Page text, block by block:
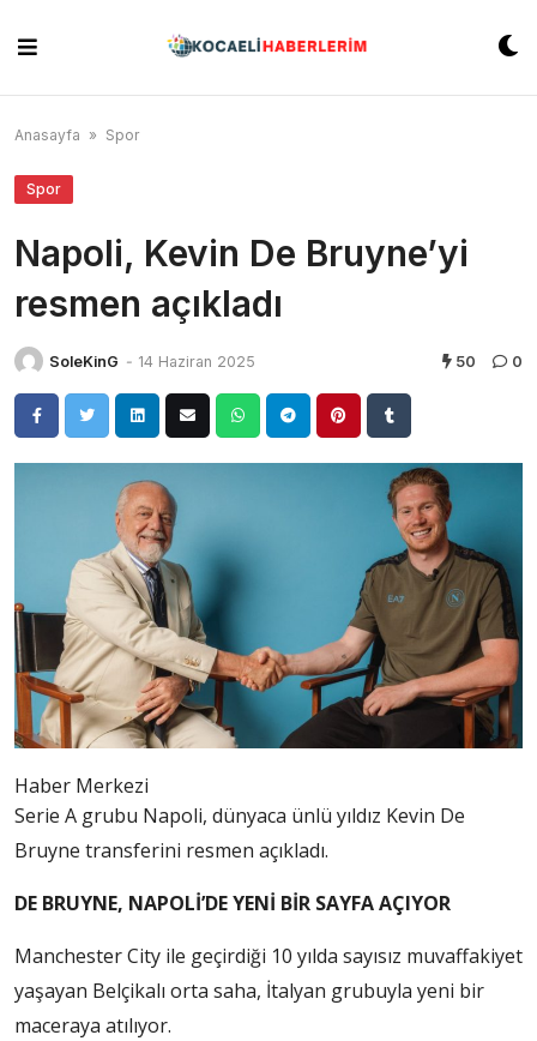
content
Anasayfa » Spor
Spor
Napoli, Kevin De Bruyne’yi
resmen açıkladı
SoleKinG - 14 Haziran 2025 50 0
Haber Merkezi
Serie A grubu Napoli, dünyaca ünlü yıldız Kevin De
Bruyne transferini resmen açıkladı.
DE BRUYNE, NAPOLİ’DE YENİ BİR SAYFA AÇIYOR
Manchester City ile geçirdiği 10 yılda sayısız muvaffakiyet
yaşayan Belçikalı orta saha, İtalyan grubuyla yeni bir
maceraya atılıyor.